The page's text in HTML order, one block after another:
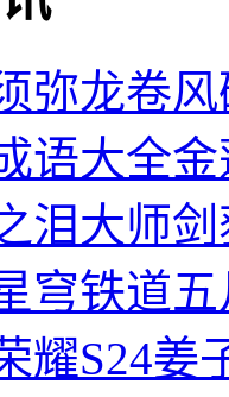
弥龙卷
语大全
泪大师
穹铁道
耀S24姜